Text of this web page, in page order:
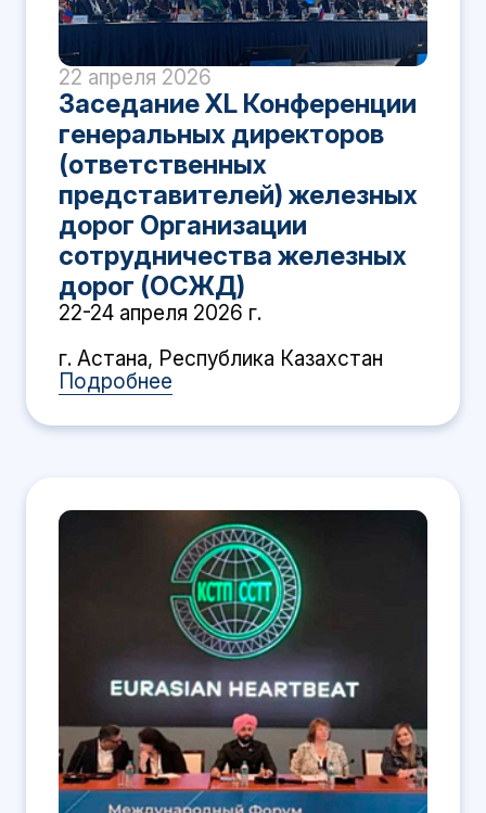
22 апреля 2026
Заседание XL Конференции
генеральных директоров
(ответственных
представителей) железных
дорог Организации
сотрудничества железных
дорог (ОСЖД)
22-24 апреля 2026 г.
г. Астана, Республика Казахстан
Подробнее